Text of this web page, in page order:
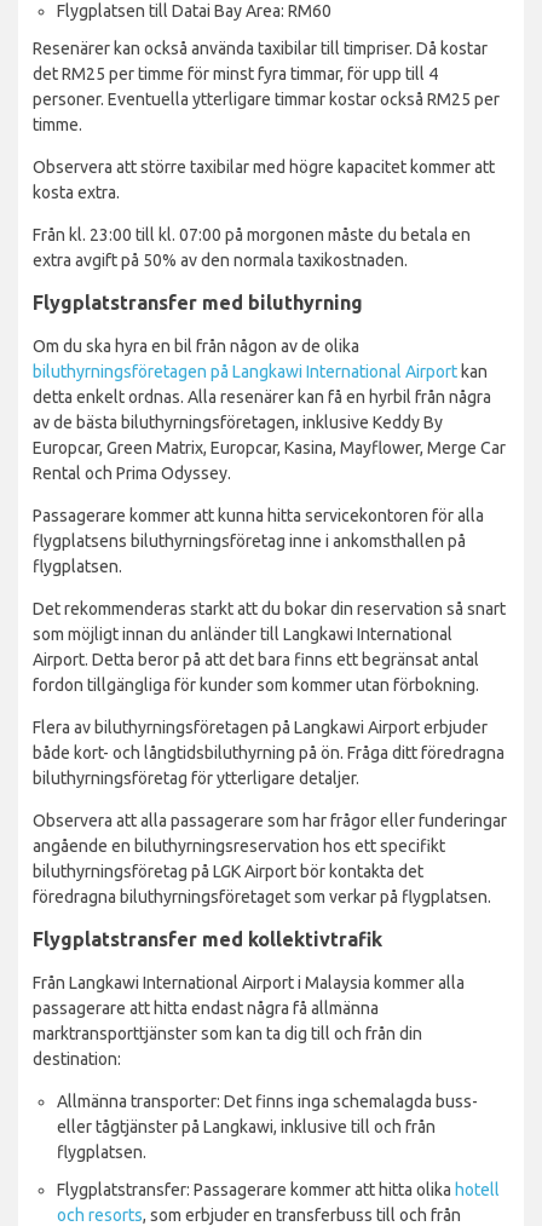
Flygplatsen till Datai Bay Area: RM60
Resenärer kan också använda taxibilar till timpriser. Då kostar
det RM25 per timme för minst fyra timmar, för upp till 4
personer. Eventuella ytterligare timmar kostar också RM25 per
timme.
Observera att större taxibilar med högre kapacitet kommer att
kosta extra.
Från kl. 23:00 till kl. 07:00 på morgonen måste du betala en
extra avgift på 50% av den normala taxikostnaden.
Flygplatstransfer med biluthyrning
Om du ska hyra en bil från någon av de olika
biluthyrningsföretagen på Langkawi International Airport kan
detta enkelt ordnas. Alla resenärer kan få en hyrbil från några
av de bästa biluthyrningsföretagen, inklusive Keddy By
Europcar, Green Matrix, Europcar, Kasina, Mayflower, Merge Car
Rental och Prima Odyssey.
Passagerare kommer att kunna hitta servicekontoren för alla
flygplatsens biluthyrningsföretag inne i ankomsthallen på
flygplatsen.
Det rekommenderas starkt att du bokar din reservation så snart
som möjligt innan du anländer till Langkawi International
Airport. Detta beror på att det bara finns ett begränsat antal
fordon tillgängliga för kunder som kommer utan förbokning.
Flera av biluthyrningsföretagen på Langkawi Airport erbjuder
både kort- och långtidsbiluthyrning på ön. Fråga ditt föredragna
biluthyrningsföretag för ytterligare detaljer.
Observera att alla passagerare som har frågor eller funderingar
angående en biluthyrningsreservation hos ett specifikt
biluthyrningsföretag på LGK Airport bör kontakta det
föredragna biluthyrningsföretaget som verkar på flygplatsen.
Flygplatstransfer med kollektivtrafik
Från Langkawi International Airport i Malaysia kommer alla
passagerare att hitta endast några få allmänna
marktransporttjänster som kan ta dig till och från din
destination:
Allmänna transporter: Det finns inga schemalagda buss-
eller tågtjänster på Langkawi, inklusive till och från
flygplatsen.
Flygplatstransfer: Passagerare kommer att hitta olika hotell
och resorts, som erbjuder en transferbuss till och från